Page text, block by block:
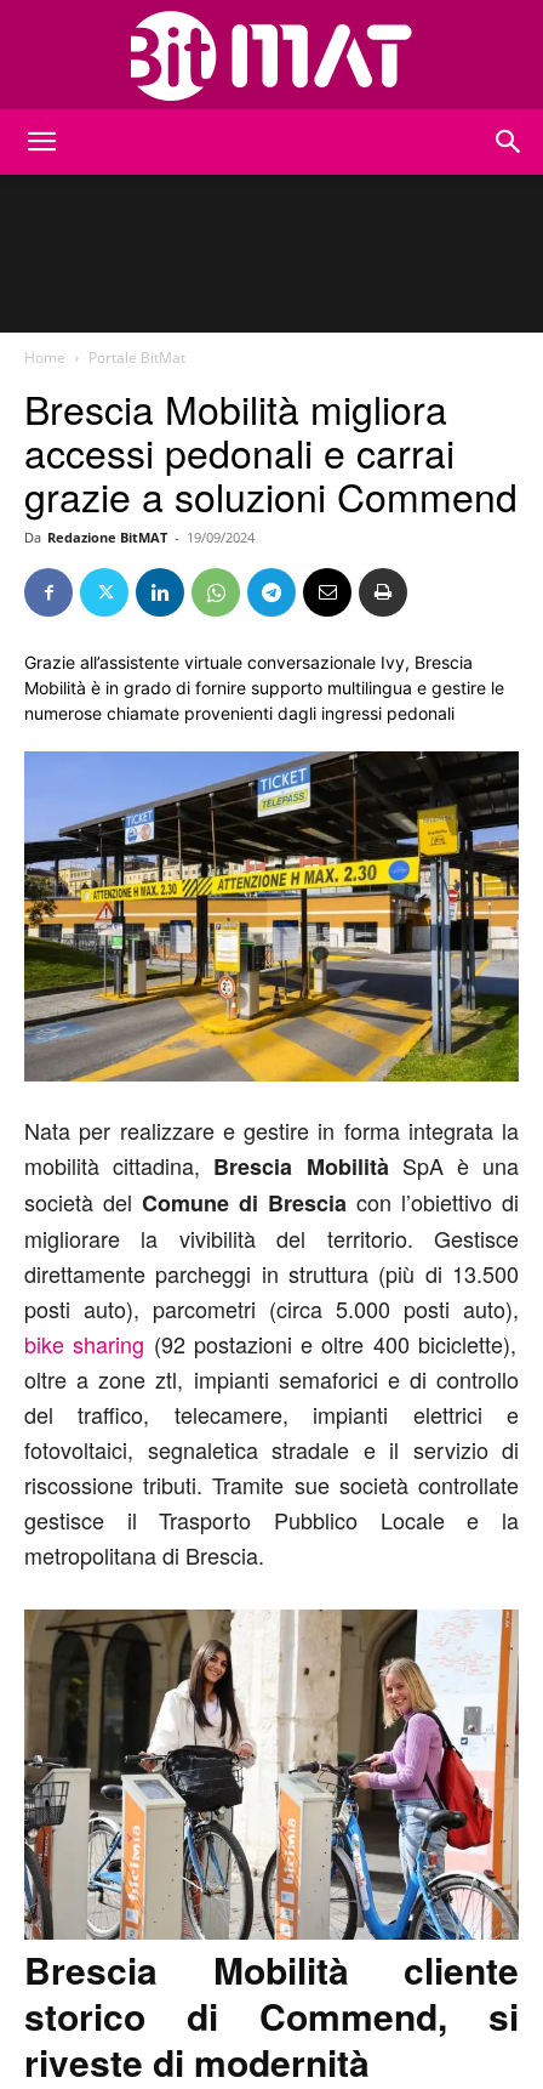
Home Portale BitMat
Brescia Mobilità migliora
accessi pedonali e carrai
grazie a soluzioni Commend
Da Redazione BitMAT - 19/09/2024
Grazie all’assistente virtuale conversazionale Ivy, Brescia
Mobilità è in grado di fornire supporto multilingua e gestire le
numerose chiamate provenienti dagli ingressi pedonali
Nata per realizzare e gestire in forma integrata la
mobilità cittadina, Brescia Mobilità SpA è una
società del Comune di Brescia con l’obiettivo di
migliorare la vivibilità del territorio. Gestisce
direttamente parcheggi in struttura (più di 13.500
posti auto), parcometri (circa 5.000 posti auto),
bike sharing (92 postazioni e oltre 400 biciclette),
oltre a zone ztl, impianti semaforici e di controllo
del traffico, telecamere, impianti elettrici e
fotovoltaici, segnaletica stradale e il servizio di
riscossione tributi. Tramite sue società controllate
gestisce il Trasporto Pubblico Locale e la
metropolitana di Brescia.
Brescia Mobilità cliente
storico di Commend, si
riveste di modernità